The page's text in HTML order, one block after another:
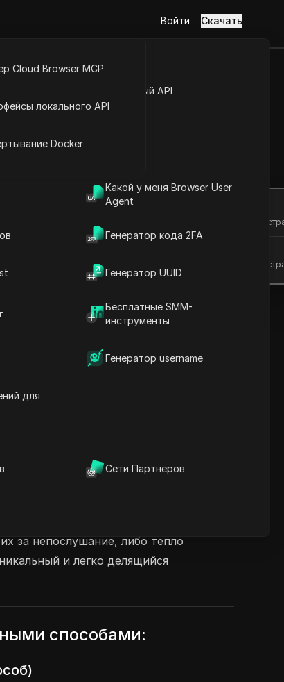
Открытый API
Какой у меня Browser User
Agent
Генератор кода 2FA
Генератор UUID
Бесплатные SMM-
инструменты
Генератор username
для
Сети Партнеров
Cloud Browser MCP
локального API
Docker
Войти Скачать
лёгкостью
Задайте вопросы об этой
Задайте вопросы об этой
видео с Санта-Клаусом. Чтобы
о себе и выбирают песню. Используя
за непослушание, либо тепло
и легко делящийся
способами: